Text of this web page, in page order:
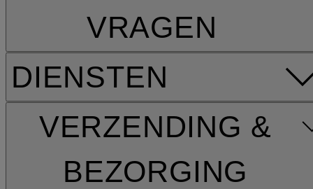
VRAGEN
DIENSTEN
VERZENDING &
BEZORGING